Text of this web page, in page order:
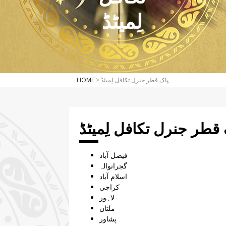
لِمیٹڈ
HOME > پاک قطر جنرل تکافل لِمیٹڈ
قطر جنرل تکافل لِمیٹڈ
ﻓﻴﺼﻞ ﺁﺑﺎد
ﮔﺠﺮاﻧﻮاﻟہ
اﺳﻼم ﺁﺑﺎد
ﮐﺮاﭼﯽ
ﻻﮨﻮر
ﻣﻠﺘﺎن
ﭘﺸﺎور